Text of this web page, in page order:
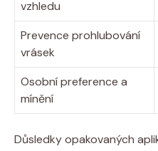
⁢vzhledu
Prevence prohlubování
vrásek
Osobní preference a
mínění
Důsledky⁤ opakovaných